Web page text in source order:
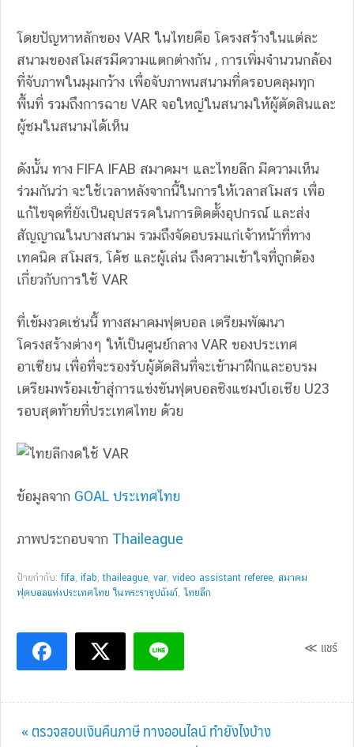
โดยปัญหาหลักของ VAR ในไทยคือ โครงสร้างในแต่ละ
สนามของสโมสรมีความแตกต่างกัน , การเพิ่มจำนวนกล้อง
ที่จับภาพในมุมกว้าง เพื่อจับภาพนสนามที่ครอบคลุมทุก
พื้นที่ รวมถึงการฉาย VAR จอใหญ่ในสนามให้ผู้ตัดสินและ
ผู้ชมในสนามได้เห็น
ดังนั้น ทาง FIFA IFAB สมาคมฯ และไทยลีก มีความเห็น
ร่วมกันว่า จะใช้เวลาหลังจากนี้ในการให้เวลาสโมสร เพื่อ
แก้ไขจุดที่ยังเป็นอุปสรรคในการติดตั้งอุปกรณ์ และส่ง
สัญญาณในบางสนาม รวมถึงจัดอบรมแก่เจ้าหน้าที่ทาง
เทคนิค สโมสร, โค้ช และผู้เล่น ถึงความเข้าใจที่ถูกต้อง
เกี่ยวกับการใช้ VAR
ที่เข้มงวดเช่นนี้ ทางสมาคมฟุตบอล เตรียมพัฒนา
โครงสร้างต่างๆ ให้เป็นศูนย์กลาง VAR ของประเทศ
อาเซียน เพื่อที่จะรองรับผู้ตัดสินที่จะเข้ามาฝึกและอบรม
เตรียมพร้อมเข้าสู่การแข่งขันฟุตบอลชิงแชมป์เอเชีย U23
รอบสุดท้ายที่ประเทศไทย ด้วย
ข้อมูลจาก GOAL ประเทศไทย
ภาพประกอบจาก Thaileague
ป้ายกำกับ:fifa, ifab,thaileague, var, video assistant referee, สมาคม
ฟุตบอลแห่งประเทศไทย ในพระราชูปถัมภ์, ไทยลีก
≪ แชร์
Previous
« ตรวจสอบเงินคืนภาษี ทางออนไลน์ ทำยังไงบ้าง